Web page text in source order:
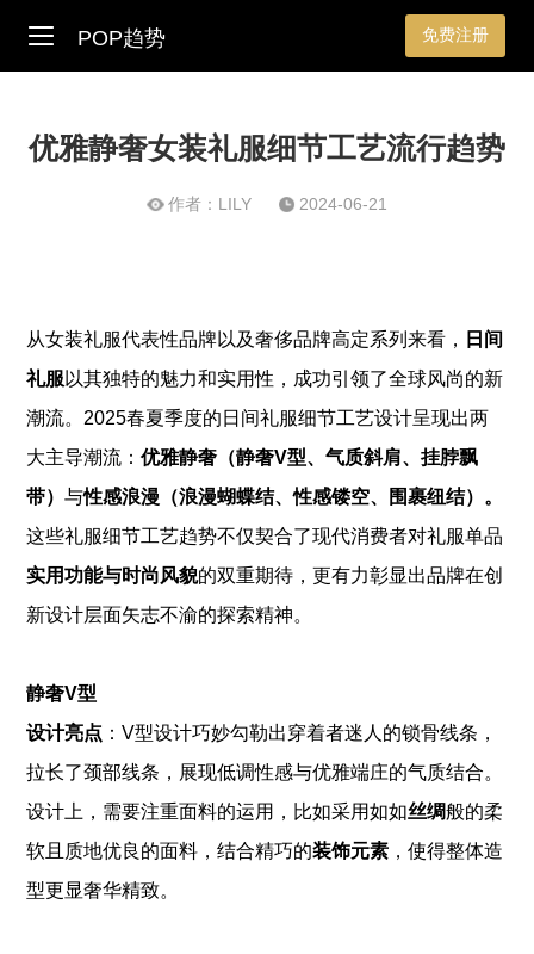
POP趋势 免费注册
优雅静奢女装礼服细节工艺流行趋势
作者：LILY 2024-06-21
从女装礼服代表性品牌以及奢侈品牌高定系列来看，
日间
礼服 以其独特的魅力和实用性，成功引领了全球风尚的新
潮流。2025春夏季度的日间礼服细节工艺设计呈现出两
大主导潮流：优雅静奢（静奢V型、气质斜肩、挂脖飘
带）与性感浪漫（浪漫蝴蝶结、性感镂空、围裹纽结）。
这些礼服细节工艺趋势不仅契合了现代消费者对礼服单品
实用功能与时尚风貌的双重期待，更有力彰显出品牌在创
新设计层面矢志不渝的探索精神。
静奢V型
设计亮点 ：V型设计巧妙勾勒出穿着者迷人的锁骨线条，
拉长了颈部线条，展现低调性感与优雅端庄的气质结合。
设计上，需要注重面料的运用，比如采用如如丝绸般的柔
软且质地优良的面料，结合精巧的装饰元素 ，使得整体造
型更显奢华精致。